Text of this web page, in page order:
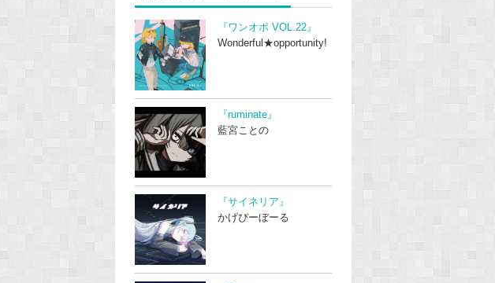
『ワンオポ VOL.22』
Wonderful★opportunity!
『ruminate』
藍宮ことの
『サイネリア』
かげぴーぼーる